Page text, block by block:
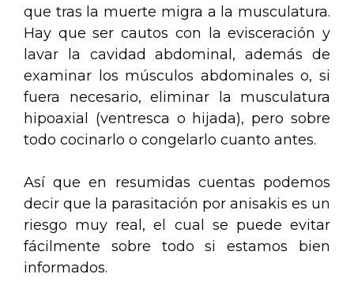
que tras la muerte migra a la musculatura.
Hay que ser cautos con la evisceración y
lavar la cavidad abdominal, además de
examinar los músculos abdominales o, si
fuera necesario, eliminar la musculatura
hipoaxial (ventresca o hijada), pero sobre
todo cocinarlo o congelarlo cuanto antes.
Así que en resumidas cuentas podemos
decir que la parasitación por anisakis es un
riesgo muy real, el cual se puede evitar
fácilmente sobre todo si estamos bien
informados.